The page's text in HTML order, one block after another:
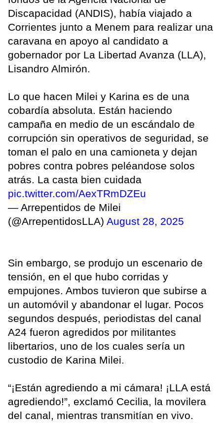
Discapacidad (ANDIS), había viajado a
Corrientes junto a Menem para realizar una
caravana en apoyo al candidato a
gobernador por La Libertad Avanza (LLA),
Lisandro Almirón.
Lo que hacen Milei y Karina es de una
cobardía absoluta. Están haciendo
campaña en medio de un escándalo de
corrupción sin operativos de seguridad, se
toman el palo en una camioneta y dejan
pobres contra pobres peléandose solos
atrás. La casta bien cuidada
pic.twitter.com/AexTRmDZEu
— Arrepentidos de Milei
(@ArrepentidosLLA) August 28, 2025
Sin embargo, se produjo un escenario de
tensión, en el que hubo corridas y
empujones. Ambos tuvieron que subirse a
un automóvil y abandonar el lugar. Pocos
segundos después, periodistas del canal
A24 fueron agredidos por militantes
libertarios, uno de los cuales sería un
custodio de Karina Milei.
“¡Están agrediendo a mi cámara! ¡LLA está
agrediendo!”, exclamó Cecilia, la movilera
del canal, mientras transmitían en vivo.